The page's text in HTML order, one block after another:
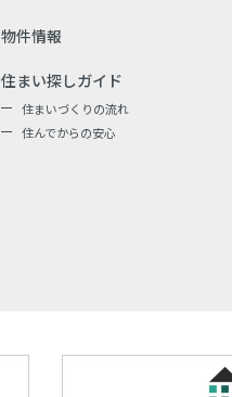
物件情報
住まい探しガイド
住まいづくりの流れ
住んでからの安心